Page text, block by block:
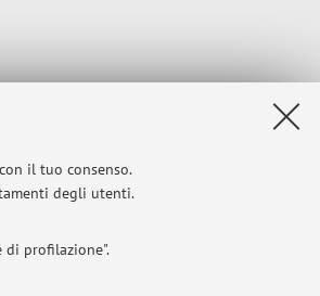
il tuo consenso.
degli utenti.
di profilazione".